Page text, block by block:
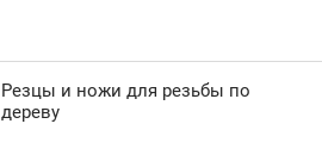
Резцы и ножи для резьбы по
дереву